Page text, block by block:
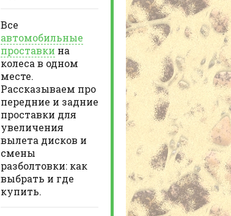
Все
автомобильные
проставки на
колеса в одном
месте.
Рассказываем про
передние и задние
проставки для
увеличения
вылета дисков и
смены
разболтовки: как
выбрать и где
купить.